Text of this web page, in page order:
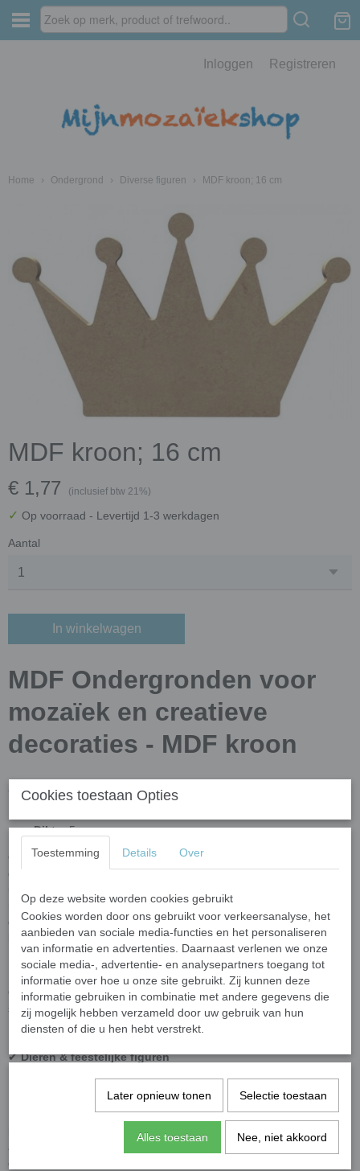
Inloggen Registreren
Home › Ondergrond › Diverse figuren › MDF kroon; 16 cm
MDF kroon; 16 cm
€ 1,77 (inclusief btw 21%)
✓ Op voorraad - Levertijd 1-3 werkdagen
Aantal
In winkelwagen
MDF Ondergronden voor
mozaïek en creatieve
decoraties - MDF kroon
Afmetingen
Dikte:5 mm
Op zoek naar de perfecteondergrond voor mozaïek
creatieve technieken? BijMijn Mozaïek Shopvind je een
materialen. Of je nu mozaïeksteentjes, verf, decoupage of andere
decoratietechnieken gebruikt, wij hebben de ideale basis voor jouw
kunstwerk!
Ruime keuze aan MDF figuren
OnzeMDF ondergrondenzijn perfect voor mozaïek, schilderen,
stippen, decoupage en meer. Kies uit verschillende vormen, zoals:
Ronde & vierkante ondergronden
✔Dieren & feestelijke figuren
Fotolijsten & waxinelichthouders
Dankzij de gladde afwerking vanMDF (Medium Density
hecht mozaïeklijm goed en kun je eenvoudig creatief
aan de slag. Ontdek onze selectie en geef jouw creatieve project
een stevige basis!
Cookies toestaan Opties
Toestemming Details Over
Op deze website worden cookies gebruikt
Cookies worden door ons gebruikt voor verkeersanalyse, het
aanbieden van sociale media-functies en het personaliseren
van informatie en advertenties. Daarnaast verlenen we onze
sociale media-, advertentie- en analysepartners toegang tot
informatie over hoe u onze site gebruikt. Zij kunnen deze
informatie gebruiken in combinatie met andere gegevens die
zij mogelijk hebben verzameld door uw gebruik van hun
diensten of die u hen hebt verstrekt.
Later opnieuw tonen Selectie toestaan
Alles toestaan Nee, niet akkoord